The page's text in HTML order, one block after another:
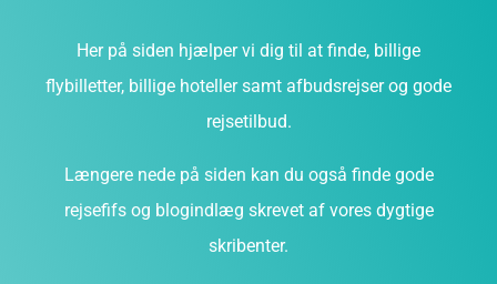
Her på siden hjælper vi dig til at finde, billige
flybilletter, billige hoteller samt afbudsrejser og gode
rejsetilbud.
Længere nede på siden kan du også finde gode
rejsefifs og blogindlæg skrevet af vores dygtige
skribenter.